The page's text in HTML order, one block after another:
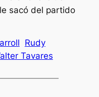
sacó del partido
Rudy
Tavares